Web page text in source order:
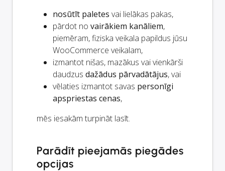
nosūtīt paletes vai lielākas pakas,
pārdot no vairākiem kanāliem,
piemēram, fiziska veikala papildus jūsu
WooCommerce veikalam,
izmantot nišas, mazākus vai vienkārši
daudzus dažādus pārvadātājus, vai
vēlaties izmantot savas personīgi
apspriestas cenas,
mēs iesakām turpināt lasīt.
Parādīt pieejamās piegādes
opcijas